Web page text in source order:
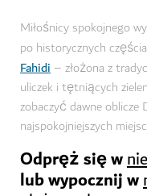
Miłośnicy spokojnego
po historycznych
Fahidi – złożona z
uliczek i tętniących
zobaczyć dawne oblicze
najspokojniejszych
Odpręż się w
lub wypocznij w